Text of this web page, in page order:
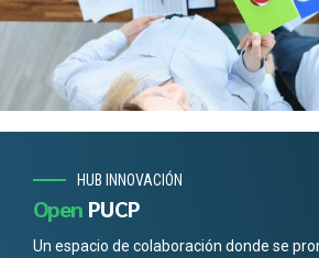
HUB INNOVACIÓN
Open PUCP
Un espacio de colaboración donde se